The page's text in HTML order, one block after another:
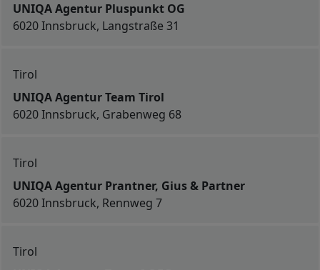
UNIQA Agentur Pluspunkt OG
6020 Innsbruck, Langstraße 31
Tirol
UNIQA Agentur Team Tirol
6020 Innsbruck, Grabenweg 68
Tirol
UNIQA Agentur Prantner, Gius & Partner
6020 Innsbruck, Rennweg 7
Tirol